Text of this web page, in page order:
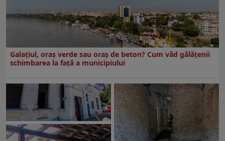
Galațiul, oraș verde sau oraș de beton? Cum văd gălățenii
schimbarea la față a municipiului